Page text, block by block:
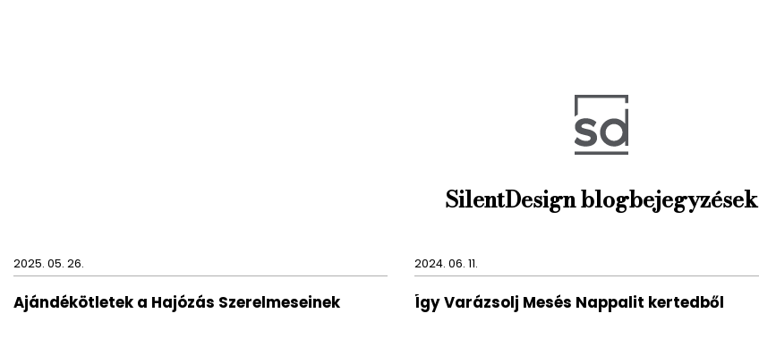
SilentDesign blogbejegyzések
2025. 05. 26.
Ajándékötletek a Hajózás Szerelmeseinek
2024. 06. 11.
Így Varázsolj Mesés Nappalit kertedből